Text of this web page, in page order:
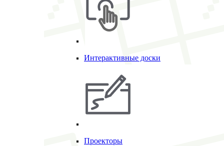
Интерактивные доски
Проекторы